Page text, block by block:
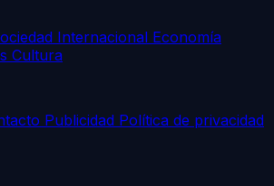
Internacional Economía
Cultura
Publicidad Política de privacidad